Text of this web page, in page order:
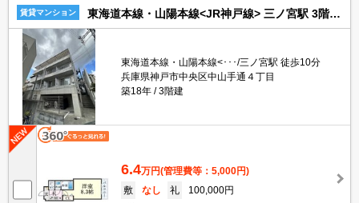
賃貸マンション 東海道本線・山陽本線<JR神戸線> 三ノ宮駅 3階建 築18年
東海道本線・山陽本線<･･･/三ノ宮駅 徒歩10分
兵庫県神戸市中央区中山手通４丁目
築18年
3階建
6.4万円(管理費等：5,000円)
敷
なし 礼
100,000円